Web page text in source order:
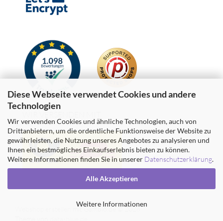
Diese Webseite verwendet Cookies und andere
Technologien
Wir verwenden Cookies und ähnliche Technologien, auch von
Drittanbietern, um die ordentliche Funktionsweise der Website zu
gewährleisten, die Nutzung unseres Angebotes zu analysieren und
Ihnen ein bestmögliches Einkaufserlebnis bieten zu können.
Weitere Informationen finden Sie in unserer Datenschutzerklärung.
Alle Akzeptieren
Weitere Informationen
mit Gambio.de © 2026